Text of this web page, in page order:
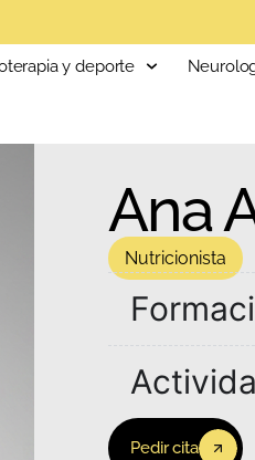
y deporte
Ana
Nutricionista
Pedir cita